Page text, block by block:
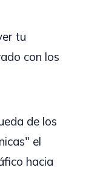
tu
con los
de los
el
hacia